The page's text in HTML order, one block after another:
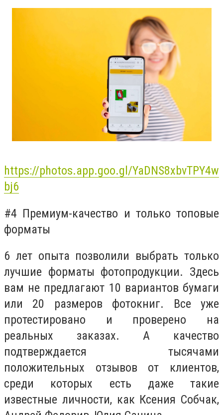
https://photos.app.goo.gl/YaDNS8xbvTPY4w
bj6
#4 Премиум-качество и только топовые
форматы
6 лет опыта позволили выбрать только
лучшие форматы фотопродукции. Здесь
вам не предлагают 10 вариантов бумаги
или 20 размеров фотокниг. Все уже
протестировано и проверено на
реальных заказах. А качество
подтверждается тысячами
положительных отзывов от клиентов,
среди которых есть даже такие
известные личности, как Ксения Собчак,